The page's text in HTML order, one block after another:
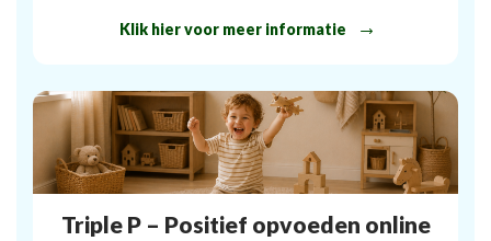
Klik hier voor meer informatie
Triple P – Positief opvoeden online